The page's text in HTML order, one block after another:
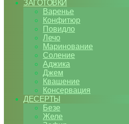
ЗАГОТОВКИ
Варенье
Конфитюр
Повидло
Лечо
Маринование
Соление
Аджика
Джем
Квашение
Консервация
ДЕСЕРТЫ
Безе
Желе